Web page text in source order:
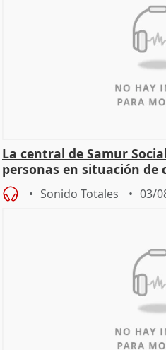
La central de Samur
personas en situación de
de Calor
Sonido Totales 03/